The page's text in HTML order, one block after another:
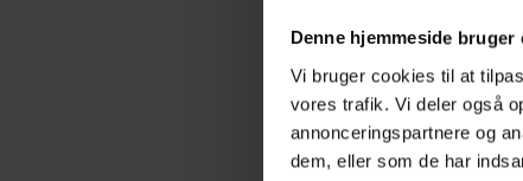
Denne hjemmeside bruger
Vi bruger cookies til at
vores trafik. Vi deler også
annonceringspartnere og
dem, eller som de har